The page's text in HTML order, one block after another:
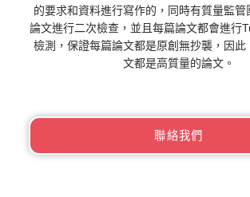
的要求和資料進行寫作的，同時有質量監管
論文進行二次檢查，並且每篇論文都會進行
檢測，保證每篇論文都是原創無抄襲，因此
文都是高質量的論文。
聯絡我們